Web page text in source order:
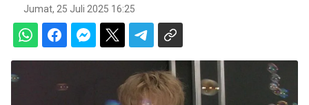
Jumat, 25 Juli 2025 16:25